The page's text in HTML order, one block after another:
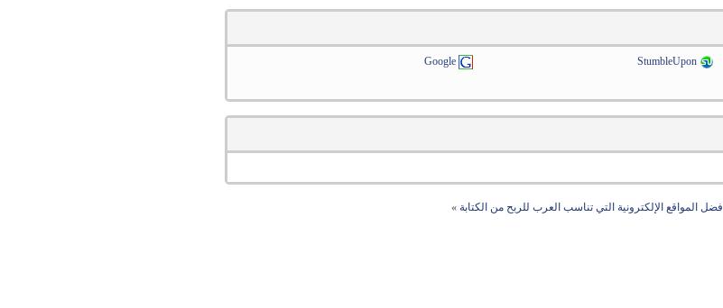
StumbleUpon
Google
أفضل المواقع الإلكترونية التي تناسب العرب للربح من الكتابة »